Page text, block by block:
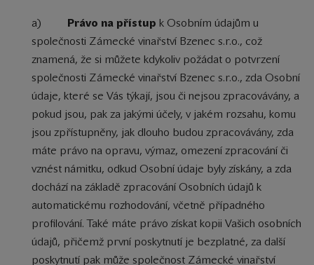
a) Právo na přístup k Osobním údajům u
společnosti Zámecké vinařství Bzenec s.r.o., což
znamená, že si můžete kdykoliv požádat o potvrzení
společnosti Zámecké vinařství Bzenec s.r.o., zda Osobní
údaje, které se Vás týkají, jsou či nejsou zpracovávány, a
pokud jsou, pak za jakými účely, v jakém rozsahu, komu
jsou zpřístupněny, jak dlouho budou zpracovávány, zda
máte právo na opravu, výmaz, omezení zpracování či
vznést námitku, odkud Osobní údaje byly získány, a zda
dochází na základě zpracování Osobních údajů k
automatickému rozhodování, včetně případného
profilování. Také máte právo získat kopii Vašich osobních
údajů, přičemž první poskytnutí je bezplatné, za další
poskytnutí pak může společnost Zámecké vinařství